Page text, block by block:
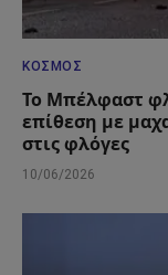
ΚΌΣΜΟΣ
Το Μπέλφαστ
επίθεση με
στις φλόγες
10/06/2026